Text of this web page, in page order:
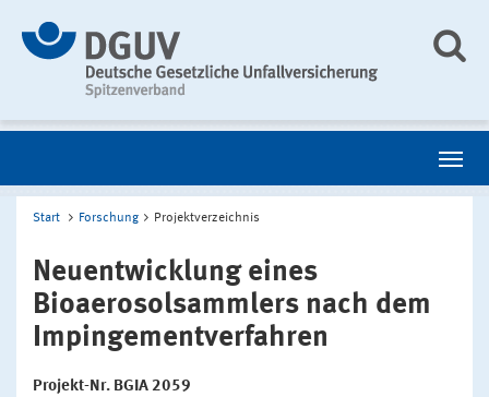
Start Forschung Projektverzeichnis
Neuentwicklung eines
Bioaerosolsammlers nach dem
Impingementverfahren
Projekt-Nr. BGIA 2059